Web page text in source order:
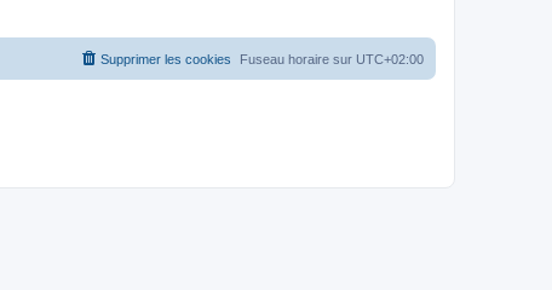
Fuseau horaire sur UTC+02:00
Supprimer les cookies